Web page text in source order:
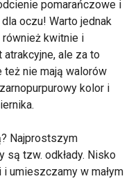
pomarańczowe i
oczu! Warto jednak
również kwitnie i
ale za to
też nie mają walorów
kolor i
Najprostszym
są tzw. odkłady. Nisko
umieszczamy w małym